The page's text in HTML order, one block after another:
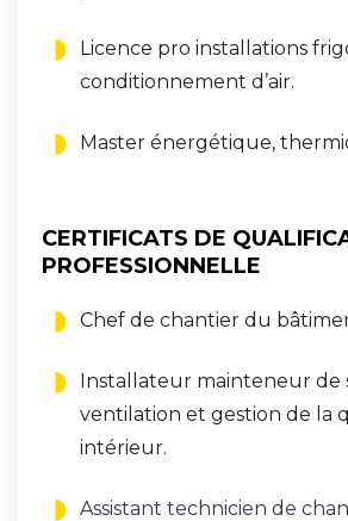
Licence pro installations
conditionnement d’air.
Master énergétique,
CERTIFICATS DE
PROFESSIONNELLE
Chef de chantier du
Installateur mainteneur de
ventilation et gestion de la
intérieur.
Assistant technicien de